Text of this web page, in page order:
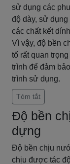
sử dụng các
độ dày, sử
các chất kết
Vì vậy, độ bền
tố rất quan
trình để đảm
trình sử dụng.
Tóm tắt
Độ bền
dựng
Độ bền chịu
chịu được tác